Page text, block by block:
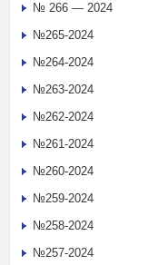
№ 266 — 2024
№265-2024
№264-2024
№263-2024
№262-2024
№261-2024
№260-2024
№259-2024
№258-2024
№257-2024